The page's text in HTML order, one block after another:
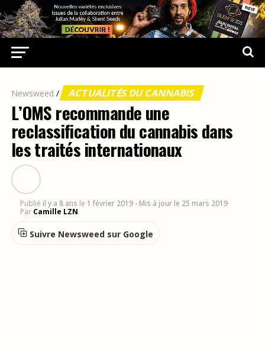
Newsweed / ACTUALITÉS DU CANNABIS
L’OMS recommande une
reclassification du cannabis dans
les traités internationaux
Publié il y a 8 ans le 1 février 2019 - Mis à jour le 25 mars 2019
Par Camille LZN
Suivre Newsweed sur Google